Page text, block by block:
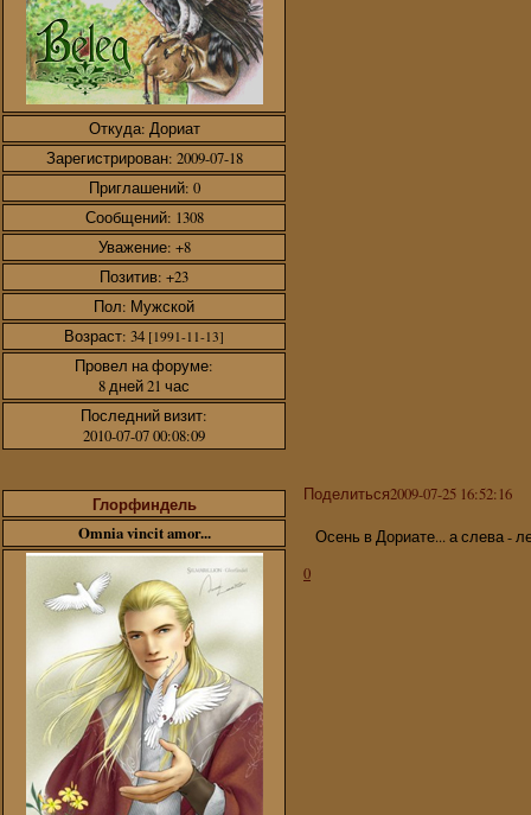
Откуда: Дориат
Зарегистрирован: 2009-07-18
Приглашений: 0
Сообщений: 1308
Уважение: +8
Позитив: +23
Пол: Мужской
Возраст: 34 [1991-11-13]
Провел на форуме:
8 дней 21 час
Последний визит:
2010-07-07 00:08:09
Поделиться2009-07-25 16:52:16
Глорфиндель
Omnia vincit amor...
Осень в Дориате... а слева -
0